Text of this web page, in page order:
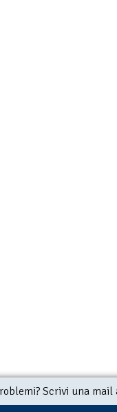
Scrivi una